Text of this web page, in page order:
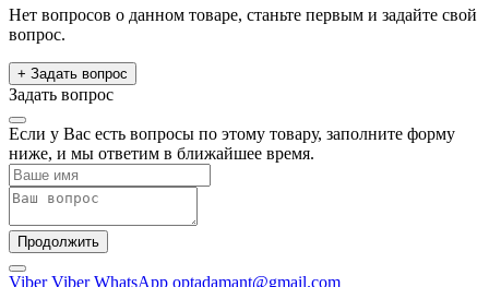
Нет вопросов о данном товаре, станьте первым и задайте свой
вопрос.
+ Задать вопрос
Задать вопрос
Если у Вас есть вопросы по этому товару, заполните форму
ниже, и мы ответим в ближайшее время.
Продолжить
Viber Viber WhatsApp optadamant@gmail.com